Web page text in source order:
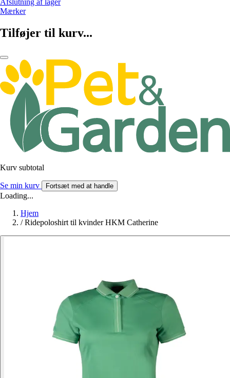
Afslutning af lager
Mærker
Tilføjer til kurv...
Kurv subtotal
Se min kurv Fortsæt med at handle
Loading...
Hjem
/ Ridepoloshirt til kvinder HKM Catherine